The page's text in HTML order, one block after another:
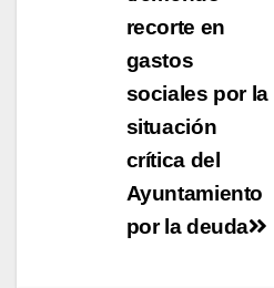
recorte en
gastos
sociales por la
situación
crítica del
Ayuntamiento
por la deuda